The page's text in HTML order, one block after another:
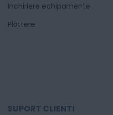
Inchiriere echipamente
Plottere
SUPORT CLIENTI